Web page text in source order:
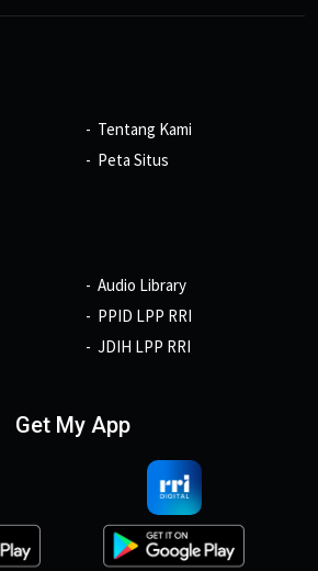
Tentang Kami
Peta Situs
Audio Library
PPID LPP RRI
JDIH LPP RRI
Get My App